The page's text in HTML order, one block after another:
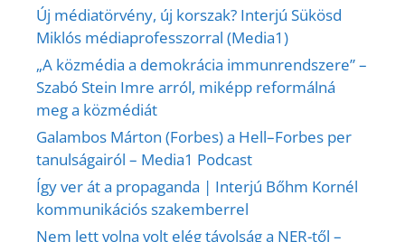
Új médiatörvény, új korszak? Interjú Sükösd
Miklós médiaprofesszorral (Media1)
„A közmédia a demokrácia immunrendszere” –
Szabó Stein Imre arról, miképp reformálná
meg a közmédiát
Galambos Márton (Forbes) a Hell–Forbes per
tanulságairól – Media1 Podcast
Így ver át a propaganda | Interjú Bőhm Kornél
kommunikációs szakemberrel
Nem lett volna volt elég távolság a NER-től –